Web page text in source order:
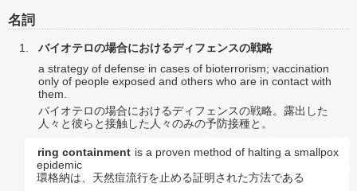
名詞
バイオテロの場合におけるディフェンスの戦略
a strategy of defense in cases of bioterrorism; vaccination
only of people exposed and others who are in contact with
them.
バイオテロの場合におけるディフェンスの戦略。露出した
人々と彼らと接触した人々のみの予防接種と。
ring containment is a proven method of halting a smallpox
epidemic
環格納は、天然痘流行を止める証明された方法である